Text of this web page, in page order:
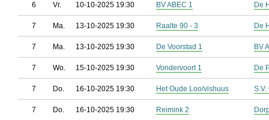
6 Vr. 10-10-2025 19:30 BV ABEC 1 De
7 Ma. 13-10-2025 19:30 Raalte 90 - 3 De
7 Ma. 13-10-2025 19:30 De Voorstad 1 BV
7 Wo. 15-10-2025 19:30 Vondervoort 1 De
7 Do. 16-10-2025 19:30 Het Oude Loo/vishuus S.V.
7 Do. 16-10-2025 19:30 Reimink 2